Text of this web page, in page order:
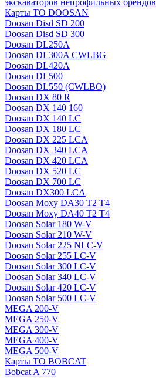
экскаваторов непрофильных брендов
Карты ТО DOOSAN
Doosan Disd SD 200
Doosan Disd SD 300
Doosan DL250A
Doosan DL300A CWLBG
Doosan DL420A
Doosan DL500
Doosan DL550 (CWLBO)
Doosan DX 80 R
Doosan DX 140 160
Doosan DX 140 LC
Doosan DX 180 LC
Doosan DX 225 LCA
Doosan DX 340 LCA
Doosan DX 420 LCA
Doosan DX 520 LC
Doosan DX 700 LC
Doosan DX300 LCA
Doosan Moxy DA30 T2 T4
Doosan Moxy DA40 T2 T4
Doosan Solar 180 W-V
Doosan Solar 210 W-V
Doosan Solar 225 NLC-V
Doosan Solar 255 LC-V
Doosan Solar 300 LC-V
Doosan Solar 340 LC-V
Doosan Solar 420 LC-V
Doosan Solar 500 LC-V
MEGA 200-V
MEGA 250-V
MEGA 300-V
MEGA 400-V
MEGA 500-V
Карты ТО BOBCAT
Bobcat A 770